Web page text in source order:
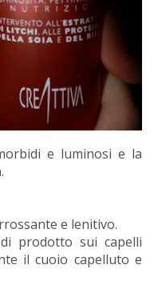
e luminosi e la
e lenitivo.
prodotto sui capelli
il cuoio capelluto e